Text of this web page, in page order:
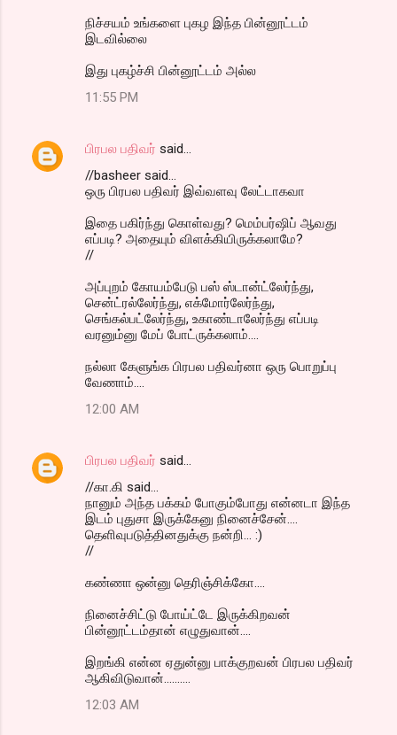
நிச்ச‌ய‌ம் உங்க‌ளை புக‌ழ இந்த‌ பின்னூட்ட‌ம்
இட‌வில்லை
இது புக‌ழ்ச்சி பின்னூட்ட‌ம் அல்ல‌
11:55 PM
பிரபல பதிவர் said…
//basheer said...
ஒரு பிரபல பதிவர் இவ்வளவு லேட்டாகவா
இதை பகிர்ந்து கொள்வது? மெம்பர்ஷிப் ஆவது
எப்படி? அதையும் விளக்கியிருக்கலாமே?
//
அப்புற‌ம் கோய‌ம்பேடு ப‌ஸ் ஸ்டான்ட்லேர்ந்து,
சென்ட்ர‌ல்லேர்ந்து, எக்மோர்லேர்ந்து,
செங்க‌ல்ப‌ட்லேர்ந்து, உகாண்டாலேர்ந்து எப்ப‌டி
வ‌ர‌னும்னு மேப் போட்ருக்க‌லாம்....
ந‌ல்லா கேளுங்க பிர‌ப‌ல‌ ப‌திவ‌ர்னா ஒரு பொறுப்பு
வேணாம்....
12:00 AM
பிரபல பதிவர் said…
//கா.கி said...
நானும் அந்த பக்கம் போகும்போது என்னடா இந்த
இடம் புதுசா இருக்கேனு நினைச்சேன்....
தெளிவுபடுத்தினதுக்கு நன்றி... :)
//
கண்ணா ஒன்னு தெரிஞ்சிக்கோ....
நினைச்சிட்டு போய்ட்டே இருக்கிறவன்
பின்னூட்டம்தான் எழுதுவான்....
இறங்கி என்ன ஏதுன்னு பாக்குறவன் பிரபல பதிவர்
ஆகிவிடுவான்..........
12:03 AM